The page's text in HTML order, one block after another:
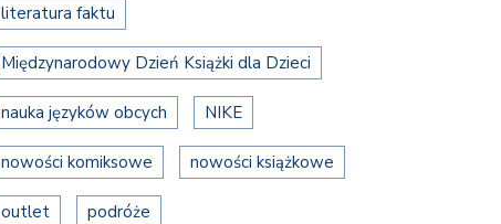
literatura faktu
Międzynarodowy Dzień Książki dla Dzieci
nauka języków obcych NIKE
nowości komiksowe nowości książkowe
outlet podróże